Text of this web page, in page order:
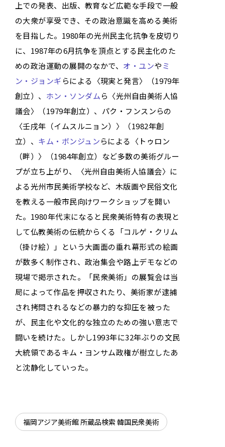
上での発表、出版、教育など広範な手段で一般
の大衆が享受でき、その政治意識を高める美術
を目指した。1980年の光州民主化抗争を皮切り
に、1987年の6月抗争を頂点とする民主化のた
めの政治運動の展開のなかで、 オ・ユンやミ
ン・ジョンギ らによる〈現実と発言〉（1979年
創立）、 ホン・ソンダムら〈光州自由美術人協
議会〉（1979年創立）、パク・フンスンらの
〈壬戌年（イムスルニョン）〉（1982年創
立）、 キム・ボンジュンらによる〈トゥロン
（畔）〉（1984年創立）など多数の美術グルー
プが立ち上がり、〈光州自由美術人協議会〉に
よる光州市民美術学校など、木版画や民俗文化
を教える一般市民向けワークショップを開い
た。1980年代末になると民衆美術特有の表現と
して仏教美術の伝統からくる「コルゲ・クリム
（掛け絵）」という大画面の垂れ幕形式の絵画
が数多く制作され、政治集会や路上デモなどの
現場で掲示された。「民衆美術」の展覧会は当
局によって作品を押収されたり、美術家が逮捕
され拷問されるなどの暴力的な抑圧を被った
が、民主化や文化的な独立のための強い意志で
闘いを続けた。しかし1993年に32年ぶりの文民
大統領であるキム・ヨンサム政権が樹立したあ
と沈静化していった。
福岡アジア美術館 所蔵品検索 韓国民衆美術